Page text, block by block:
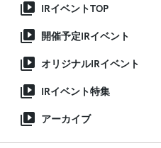
IRイベントTOP
開催予定IRイベント
オリジナルIRイベント
IRイベント特集
アーカイブ